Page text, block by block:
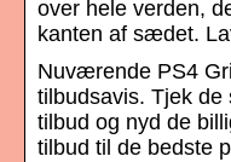
over hele verden,
kanten af sædet.
Nuværende PS4
tilbudsavis. Tjek de
tilbud og nyd de
tilbud til de bedste